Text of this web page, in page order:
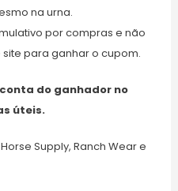
na urna.
por compras e não
para ganhar o cupom.
do ganhador no
úteis.
Supply, Ranch Wear e